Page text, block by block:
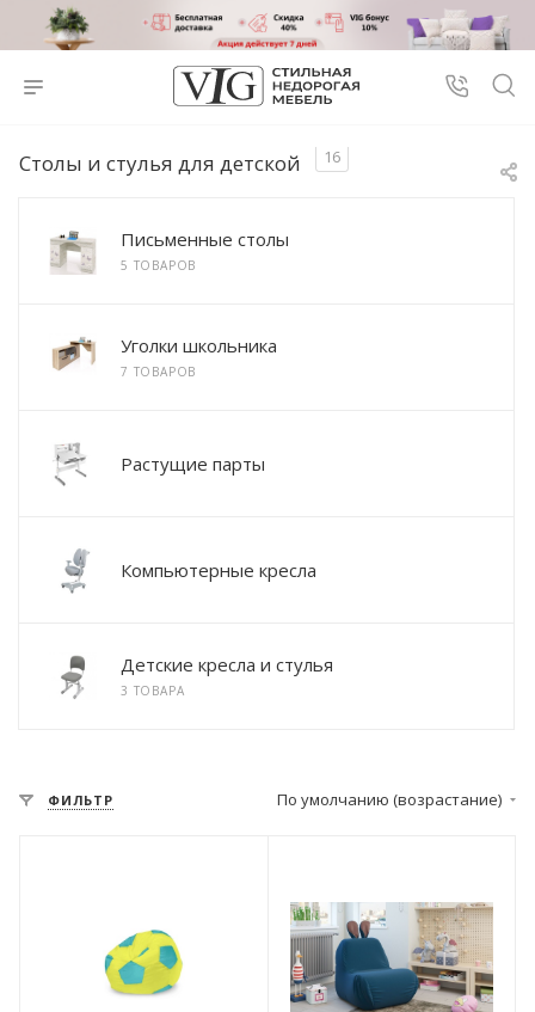
Столы и стулья для детской 16
Письменные столы
5 ТОВАРОВ
Уголки школьника
7 ТОВАРОВ
Растущие парты
Компьютерные кресла
Детские кресла и стулья
3 ТОВАРА
ФИЛЬТР По умолчанию (возрастание)